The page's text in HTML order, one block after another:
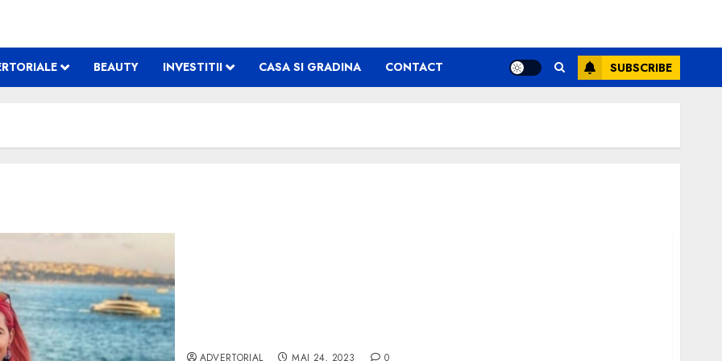
BEAUTY INVESTITII CASA SI GRADINA CONTACT SUBSCRIBE
ADVERTORIAL MAI 24, 2023 0